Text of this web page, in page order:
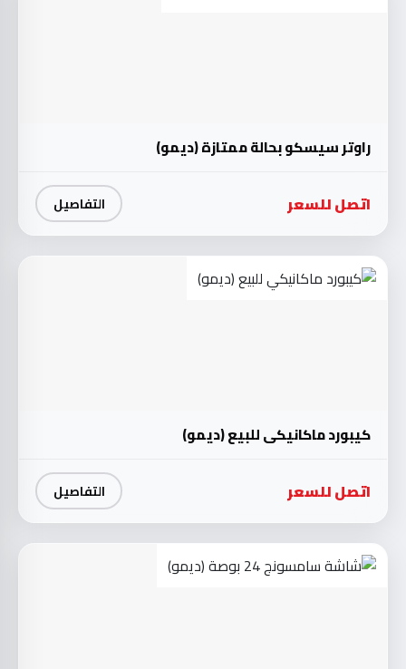
راوتر سيسكو بحالة ممتازة (ديمو)
اتصل للسعر التفاصيل
كيبورد ماكانيكي للبيع (ديمو)
اتصل للسعر التفاصيل